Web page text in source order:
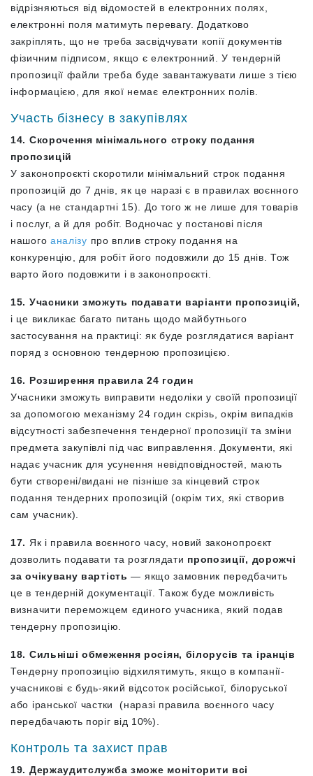
відрізняються від відомостей в електронних полях,
електронні поля матимуть перевагу. Додатково
закріплять, що не треба засвідчувати копії документів
фізичним підписом, якщо є електронний. У тендерній
пропозиції файли треба буде завантажувати лише з тією
інформацією, для якої немає електронних полів.
Участь бізнесу в закупівлях
14. Cкорочення мінімального строку подання
пропозицій
У законопроєкті скоротили мінімальний строк подання
пропозицій до 7 днів, як це наразі є в правилах воєнного
часу (а не стандартні 15). До того ж не лише для товарів
і послуг, а й для робіт. Водночас у постанові після
нашого аналізу про вплив строку подання на
конкуренцію, для робіт його подовжили до 15 днів. Тож
варто його подовжити і в законопроєкті.
15. Учасники зможуть подавати варіанти пропозицій,
і це викликає багато питань щодо майбутнього
застосування на практиці: як буде розглядатися варіант
поряд з основною тендерною пропозицією.
16. Розширення правила 24 годин
Учасники зможуть виправити недоліки у своїй пропозиції
за допомогою механізму 24 годин скрізь, окрім випадків
відсутності забезпечення тендерної пропозиції та зміни
предмета закупівлі під час виправлення. Документи, які
надає учасник для усунення невідповідностей, мають
бути створені/видані не пізніше за кінцевий строк
подання тендерних пропозицій (окрім тих, які створив
сам учасник).
17. Як і правила воєнного часу, новий законопроєкт
дозволить подавати та розглядати пропозиції, дорожчі
за очікувану вартість— якщо замовник передбачить
це в тендерній документації. Також буде можливість
визначити переможцем єдиного учасника, який подав
тендерну пропозицію.
18. Сильніші обмеження росіян, білорусів та іранців
Тендерну пропозицію відхилятимуть, якщо в компанії-
учасникові є будь-який відсоток російської, білоруської
або іранської частки (наразі правила воєнного часу
передбачають поріг від 10%).
Контроль та захист прав
19. Держаудитслужба зможе моніторити всі